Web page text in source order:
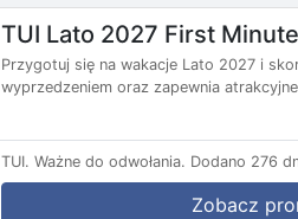
TUI Lato 2027 First
Przygotuj się na wakacje Lato 2027 i
wyprzedzeniem oraz zapewnia
TUI. Ważne do odwołania. Dodano 276
Zobacz